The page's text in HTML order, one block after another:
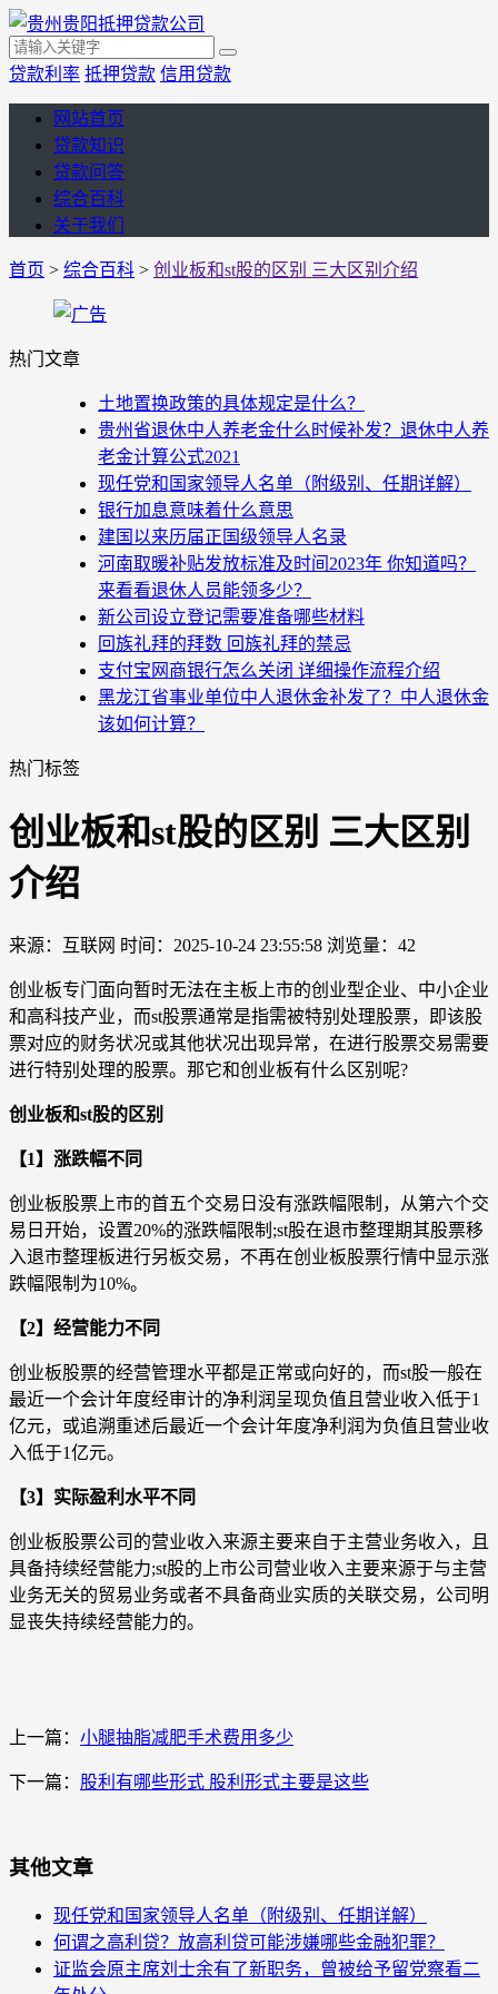
贷款利率 抵押贷款 信用贷款
网站首页
贷款知识
贷款问答
综合百科
关于我们
首页 > 综合百科 > 创业板和st股的区别 三大区别介绍
热门文章
土地置换政策的具体规定是什么？
贵州省退休中人养老金什么时候补发？退休中人养
老金计算公式2021
现任党和国家领导人名单（附级别、任期详解）
银行加息意味着什么意思
建国以来历届正国级领导人名录
河南取暖补贴发放标准及时间2023年 你知道吗？
来看看退休人员能领多少？
新公司设立登记需要准备哪些材料
回族礼拜的拜数 回族礼拜的禁忌
支付宝网商银行怎么关闭 详细操作流程介绍
黑龙江省事业单位中人退休金补发了？中人退休金
该如何计算？
热门标签
创业板和st股的区别 三大区别
介绍
来源：互联网 时间：2025-10-24 23:55:58 浏览量：42
创业板专门面向暂时无法在主板上市的创业型企业、中小企业
和高科技产业，而st股票通常是指需被特别处理股票，即该股
票对应的财务状况或其他状况出现异常，在进行股票交易需要
进行特别处理的股票。那它和创业板有什么区别呢?
创业板和st股的区别
【1】涨跌幅不同
创业板股票上市的首五个交易日没有涨跌幅限制，从第六个交
易日开始，设置20%的涨跌幅限制;st股在退市整理期其股票移
入退市整理板进行另板交易，不再在创业板股票行情中显示涨
跌幅限制为10%。
【2】经营能力不同
创业板股票的经营管理水平都是正常或向好的，而st股一般在
最近一个会计年度经审计的净利润呈现负值且营业收入低于1
亿元，或追溯重述后最近一个会计年度净利润为负值且营业收
入低于1亿元。
【3】实际盈利水平不同
创业板股票公司的营业收入来源主要来自于主营业务收入，且
具备持续经营能力;st股的上市公司营业收入主要来源于与主营
业务无关的贸易业务或者不具备商业实质的关联交易，公司明
显丧失持续经营能力的。
上一篇： 小腿抽脂减肥手术费用多少
下一篇： 股利有哪些形式 股利形式主要是这些
其他文章
现任党和国家领导人名单（附级别、任期详解）
何谓之高利贷？放高利贷可能涉嫌哪些金融犯罪？
证监会原主席刘士余有了新职务，曾被给予留党察看二